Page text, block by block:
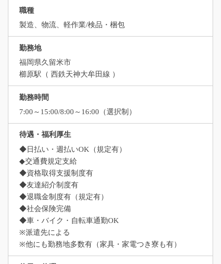
職種
製造、物流、軽作業/検品・梱包
勤務地
福岡県久留米市
櫛原駅（ 西鉄天神大牟田線 ）
勤務時間
7:00～15:00/8:00～16:00（選択制）
待遇・福利厚生
◆日払い・週払いOK（規定有）
◆交通費規定支給
◆資格取得支援制度有
◆友達紹介制度有
◆退職金制度有（規定有）
◆社会保険完備
◆車・バイク・自転車通勤OK
※派遣先による
※他にも勤務地多数有（家具・家電つき寮も有）